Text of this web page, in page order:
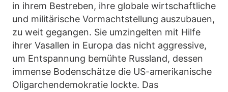
in ihrem Bestreben, ihre globale wirtschaftliche
und militärische Vormachtstellung auszubauen,
zu weit gegangen. Sie umzingelten mit Hilfe
ihrer Vasallen in Europa das nicht aggressive,
um Entspannung bemühte Russland, dessen
immense Bodenschätze die US-amerikanische
Oligarchendemokratie lockte. Das